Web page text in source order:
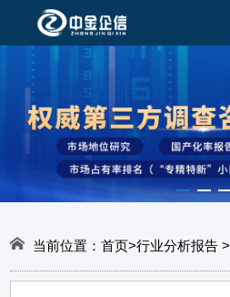
当前位置：首页>行业分析报告>